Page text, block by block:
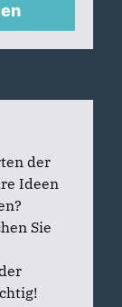
der
Ideen
Sie